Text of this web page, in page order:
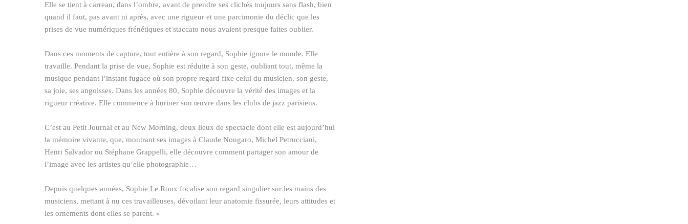
Elle se tient à carreau, dans l’ombre, avant de prendre ses clichés toujours sans flash, bien
quand il faut, pas avant ni après, avec une rigueur et une parcimonie du déclic que les
prises de vue numériques frénétiques et staccato nous avaient presque faites oublier.
Dans ces moments de capture, tout entière à son regard, Sophie ignore le monde. Elle
travaille. Pendant la prise de vue, Sophie est réduite à son geste, oubliant tout, même la
musique pendant l’instant fugace où son propre regard fixe celui du musicien, son geste,
sa joie, ses angoisses. Dans les années 80, Sophie découvre la vérité des images et la
rigueur créative. Elle commence à buriner son œuvre dans les clubs de jazz parisiens.
C’est au Petit Journal et au New Morning, deux lieux de spectacle dont elle est aujourd’hui
la mémoire vivante, que, montrant ses images à Claude Nougaro, Michel Petrucciani,
Henri Salvador ou Stéphane Grappelli, elle découvre comment partager son amour de
l’image avec les artistes qu’elle photographie…
Depuis quelques années, Sophie Le Roux focalise son regard singulier sur les mains des
musiciens, mettant à nu ces travailleuses, dévoilant leur anatomie fissurée, leurs attitudes et
les ornements dont elles se parent. »